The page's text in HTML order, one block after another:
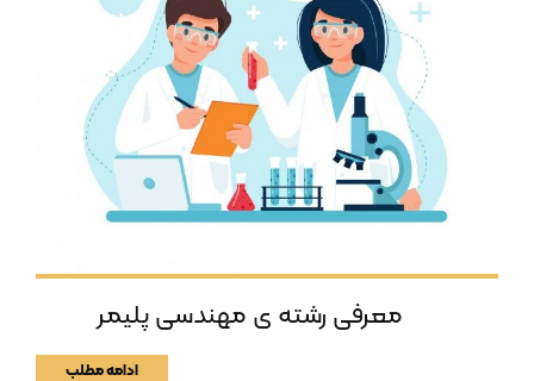
معرفی رشته ی مهندسی پلیمر
ادامه مطلب